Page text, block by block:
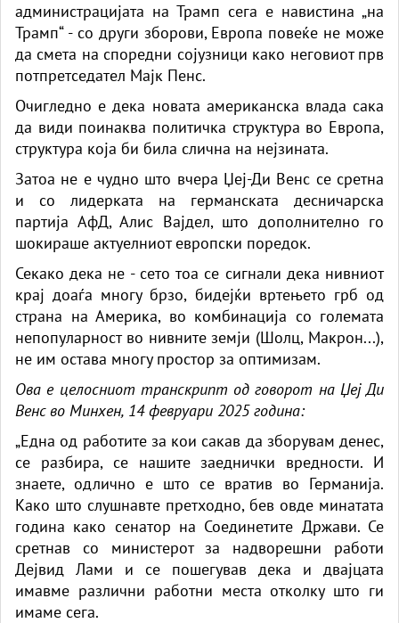
администрацијата на Трамп сега е навистина „на
Трамп“ - со други зборови, Европа повеќе не може
да смета на споредни сојузници како неговиот прв
потпретседател Мајк Пенс.
Очигледно е дека новата американска влада сака
да види поинаква политичка структура во Европа,
структура која би била слична на нејзината.
Затоа не е чудно што вчера Џеј-Ди Венс се сретна
и со лидерката на германската десничарска
партија АфД, Алис Вајдел, што дополнително го
шокираше актуелниот европски поредок.
Секако дека не - сето тоа се сигнали дека нивниот
крај доаѓа многу брзо, бидејќи вртењето грб од
страна на Америка, во комбинација со големата
непопуларност во нивните земји (Шолц, Макрон...),
не им остава многу простор за оптимизам.
Ова е целосниот транскрипт од говорот на Џеј Ди
Венс во Минхен, 14 февруари 2025 година:
„Една од работите за кои сакав да зборувам денес,
се разбира, се нашите заеднички вредности. И
знаете, одлично е што се вратив во Германија.
Како што слушнавте претходно, бев овде минатата
година како сенатор на Соединетите Држави. Се
сретнав со министерот за надворешни работи
Дејвид Лами и се пошегував дека и двајцата
имавме различни работни места отколку што ги
имаме сега.